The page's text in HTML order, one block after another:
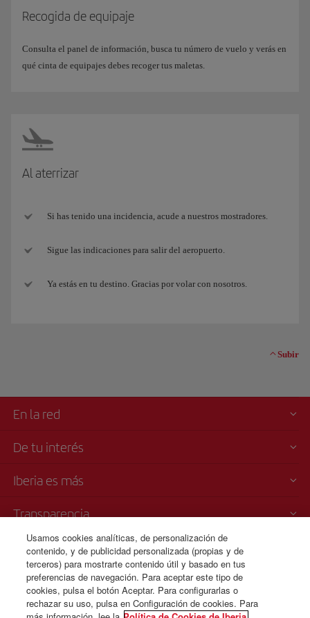
Recogida de equipaje
Consulta el panel de información, busca tu número de vuelo y verás en
qué cinta de equipajes debes recoger tus maletas.
Al aterrizar
Si has tenido una incidencia, acude a nuestros mostradores.
Sigue las indicaciones para salir del aeropuerto.
Ya estás en tu destino. Gracias por volar con nosotros.
Subir
En la red
De tu interés
Iberia es más
Transparencia
Venta telefónica
+41 0 43 210 11 19
Lunes a Domingo 09:00 - 20:00 horas (alemán y francés). Lunes a
Domingo 00:00 - 24:00 horas (español e inglés).
Usamos cookies analíticas, de personalización de
contenido, y de publicidad personalizada (propias y de
terceros) para mostrarte contenido útil y basado en tus
preferencias de navegación. Para aceptar este tipo de
cookies, pulsa el botón Aceptar. Para configurarlas o
rechazar su uso, pulsa en Configuración de cookies. Para